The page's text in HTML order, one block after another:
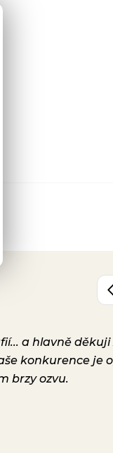
a hlavně děkuji
konkurence je
brzy ozvu.